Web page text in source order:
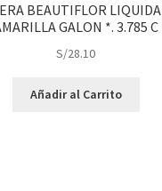
BEAUTIFLOR LIQUIDA
GALON *. 3.785 C
S/28.10
Añadir al Carrito